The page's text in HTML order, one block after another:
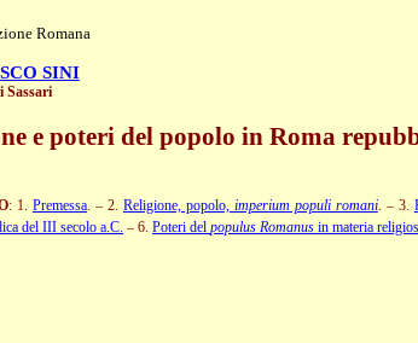
Romana
SINI
Sassari
e poteri del popolo in Roma
: 1. Premessa. – 2. Religione, popolo, imperium populi romani. – 3.
del III secolo a.C. – 6. Poteri del populus Romanus in materia